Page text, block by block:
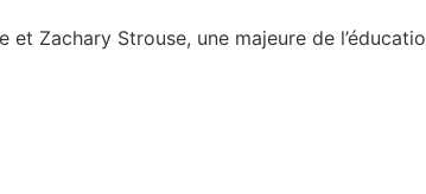
et Zachary Strouse, une majeure de